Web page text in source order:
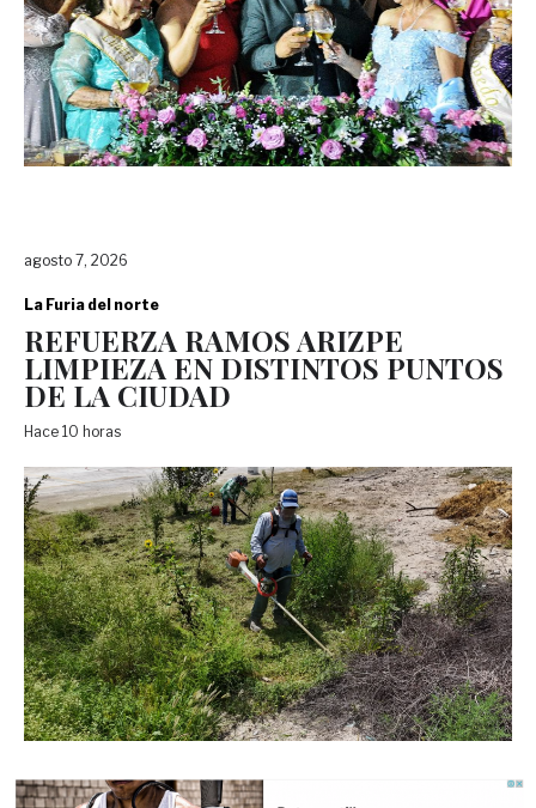
agosto 7, 2026
La Furia del norte
REFUERZA RAMOS ARIZPE
LIMPIEZA EN DISTINTOS PUNTOS
DE LA CIUDAD
Hace 10 horas